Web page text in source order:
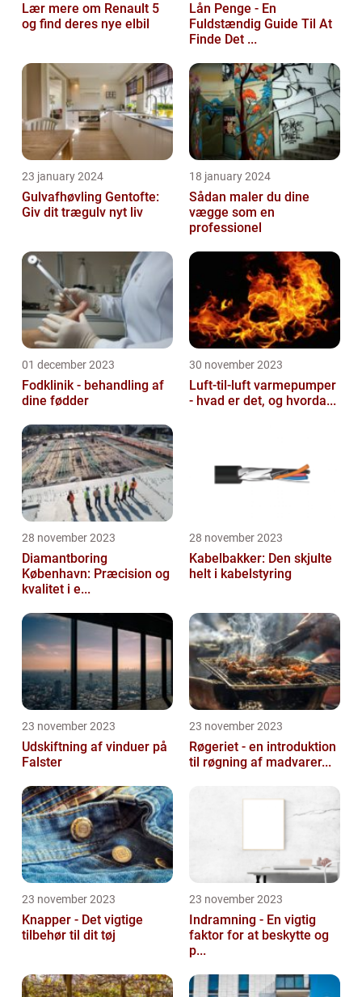
Lær mere om Renault 5
og find deres nye elbil
Lån Penge - En
Fuldstændig Guide Til At
Finde Det ...
23 january 2024
Gulvafhøvling Gentofte:
Giv dit trægulv nyt liv
18 january 2024
Sådan maler du dine
vægge som en
professionel
01 december 2023
Fodklinik - behandling af
dine fødder
30 november 2023
Luft-til-luft varmepumper
- hvad er det, og hvorda...
28 november 2023
Diamantboring
København: Præcision og
kvalitet i e...
28 november 2023
Kabelbakker: Den skjulte
helt i kabelstyring
23 november 2023
Udskiftning af vinduer på
Falster
23 november 2023
Røgeriet - en introduktion
til røgning af madvarer...
23 november 2023
Knapper - Det vigtige
tilbehør til dit tøj
23 november 2023
Indramning - En vigtig
faktor for at beskytte og
p...